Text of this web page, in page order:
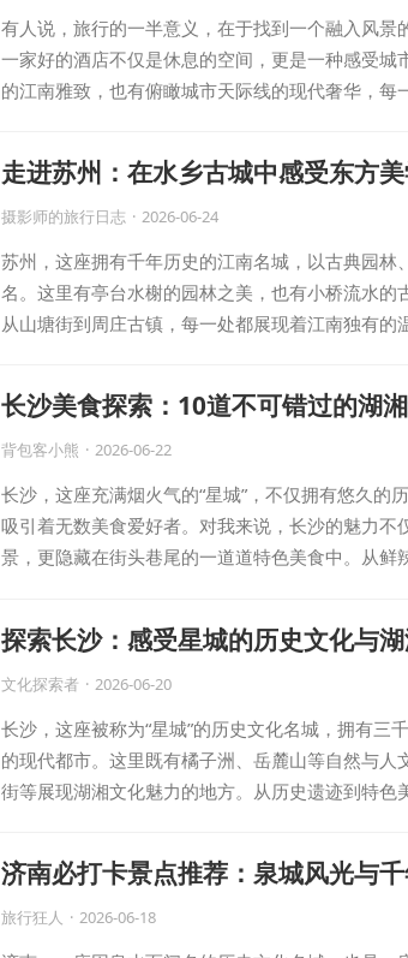
有人说，旅行的一半意义，在于找到一个融入风景
一家好的酒店不仅是休息的空间，更是一种感受城
的江南雅致，也有俯瞰城市天际线的现代奢华，每
走进苏州：在水乡古城中感受东方
摄影师的旅行日志 · 2026-06-24
苏州，这座拥有千年历史的江南名城，以古典园林
名。这里有亭台水榭的园林之美，也有小桥流水的
从山塘街到周庄古镇，每一处都展现着江南独有的
长沙美食探索：10道不可错过的湖
背包客小熊 · 2026-06-22
长沙，这座充满烟火气的“星城”，不仅拥有悠久的
吸引着无数美食爱好者。对我来说，长沙的魅力不
景，更隐藏在街头巷尾的一道道特色美食中。从鲜
探索长沙：感受星城的历史文化与
文化探索者 · 2026-06-20
长沙，这座被称为“星城”的历史文化名城，拥有三
的现代都市。这里既有橘子洲、岳麓山等自然与人
街等展现湖湘文化魅力的地方。从历史遗迹到特色
济南必打卡景点推荐：泉城风光与
的独特魅力
旅行狂人 · 2026-06-18